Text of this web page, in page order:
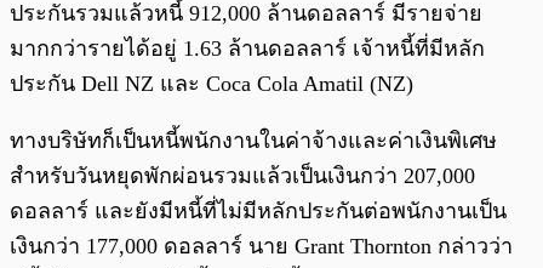
ประกันรวมแล้วหนี้ 912,000 ล้านดอลลาร์ มีรายจ่าย
มากกว่ารายได้อยู่ 1.63 ล้านดอลลาร์ เจ้าหนี้ที่มีหลัก
ประกัน Dell NZ และ Coca Cola Amatil (NZ)
ทางบริษัทก็เป็นหนี้พนักงานในค่าจ้างและค่าเงินพิเศษ
สำหรับวันหยุดพักผ่อนรวมแล้วเป็นเงินกว่า 207,000
ดอลลาร์ และยังมีหนี้ที่ไม่มีหลักประกันต่อพนักงานเป็น
เงินกว่า 177,000 ดอลลาร์ นาย Grant Thornton กล่าวว่า